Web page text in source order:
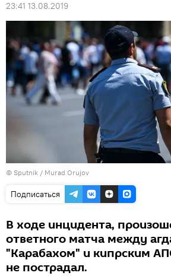
23:41 13.08.2019
© Sputnik / Murad Orujov
Подписаться
В ходе инцидента,
ответного матча между
"Карабахом" и кипрским
не пострадал.